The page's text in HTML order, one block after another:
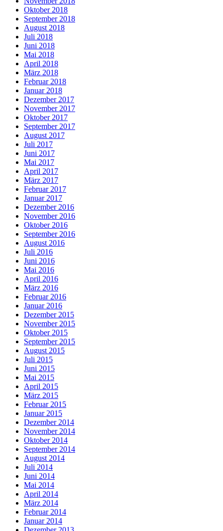
Oktober 2018
September 2018
August 2018
Juli 2018
Juni 2018
Mai 2018
April 2018
März 2018
Februar 2018
Januar 2018
Dezember 2017
November 2017
Oktober 2017
September 2017
August 2017
Juli 2017
Juni 2017
Mai 2017
April 2017
März 2017
Februar 2017
Januar 2017
Dezember 2016
November 2016
Oktober 2016
September 2016
August 2016
Juli 2016
Juni 2016
Mai 2016
April 2016
März 2016
Februar 2016
Januar 2016
Dezember 2015
November 2015
Oktober 2015
September 2015
August 2015
Juli 2015
Juni 2015
Mai 2015
April 2015
März 2015
Februar 2015
Januar 2015
Dezember 2014
November 2014
Oktober 2014
September 2014
August 2014
Juli 2014
Juni 2014
Mai 2014
April 2014
März 2014
Februar 2014
Januar 2014